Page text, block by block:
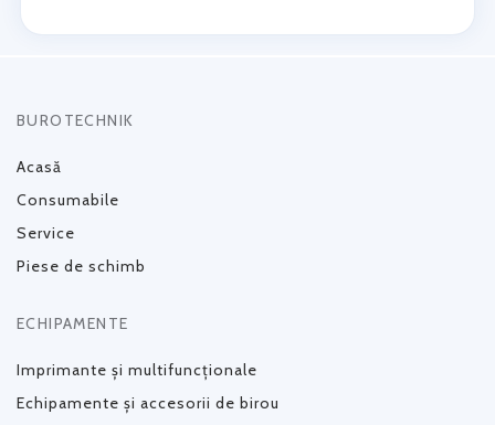
BUROTECHNIK
Acasă
Consumabile
Service
Piese de schimb
ECHIPAMENTE
Imprimante și multifuncționale
Echipamente și accesorii de birou